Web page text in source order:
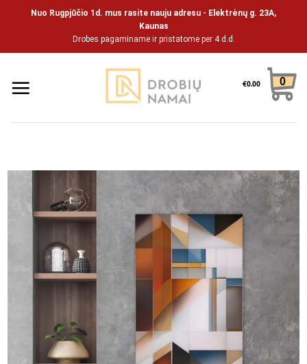
Nuo Rugpjūčio 1d. mus rasite nauju adresu - Elektrėnų g. 23A,
Kaunas
Drobes pagaminame ir pristatome per 4 d.d.
€0.00 0